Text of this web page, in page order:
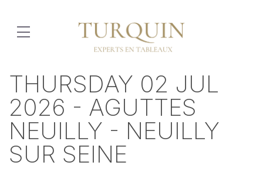
THURSDAY 02 JUL
2026 - AGUTTES
NEUILLY - NEUILLY
SUR SEINE